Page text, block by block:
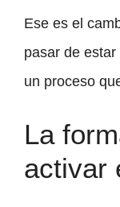
Ese es el
pasar de
un proceso
La
activar